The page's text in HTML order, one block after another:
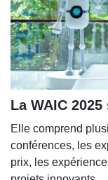
La WAIC
Elle comprend
conférences, les
prix, les